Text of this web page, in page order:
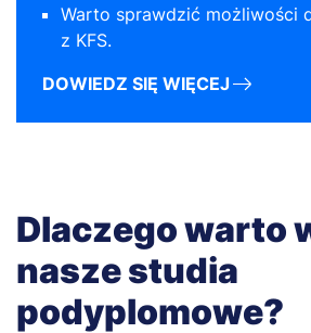
Warto sprawdzić możliwości
z KFS.
DOWIEDZ SIĘ WIĘCEJ
Dlaczego warto
nasze studia
podyplomowe?